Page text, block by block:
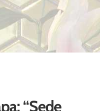
“Sede